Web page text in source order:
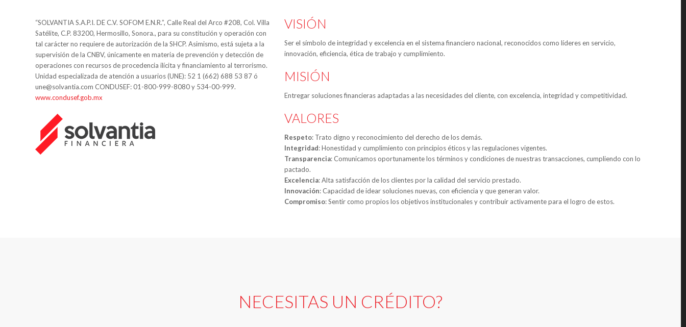
“SOLVANTIA S.A.P.I. DE C.V. SOFOM E.N.R.”, Calle Real del Arco #208, Col. Villa
Satélite, C.P. 83200, Hermosillo, Sonora., para su constitución y operación con
tal carácter no requiere de autorización de la SHCP. Asimismo, está sujeta a la
supervisión de la CNBV, únicamente en materia de prevención y detección de
operaciones con recursos de procedencia ilícita y financiamiento al terrorismo.
Unidad especializada de atención a usuarios (UNE): 52 1 (662) 688 53 87 ó
une@solvantia.com CONDUSEF: 01-800-999-8080 y 534-00-999.
www.condusef.gob.mx
VISIÓN
Ser el símbolo de integridad y excelencia en el sistema financiero nacional, reconocidos como líderes en servicio,
innovación, eficiencia, ética de trabajo y cumplimiento.
MISIÓN
Entregar soluciones financieras adaptadas a las necesidades del cliente, con excelencia, integridad y competitividad.
VALORES
Respeto: Trato digno y reconocimiento del derecho de los demás.
Integridad: Honestidad y cumplimiento con principios éticos y las regulaciones vigentes.
Transparencia: Comunicamos oportunamente los términos y condiciones de nuestras transacciones, cumpliendo con lo
pactado.
Excelencia: Alta satisfacción de los clientes por la calidad del servicio prestado.
Innovación: Capacidad de idear soluciones nuevas, con eficiencia y que generan valor.
Compromiso: Sentir como propios los objetivos institucionales y contribuir activamente para el logro de estos.
NECESITAS UN CRÉDITO?